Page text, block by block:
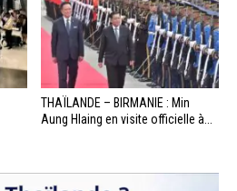
THAÏLANDE – BIRMANIE : Min
Aung Hlaing en visite officielle à...